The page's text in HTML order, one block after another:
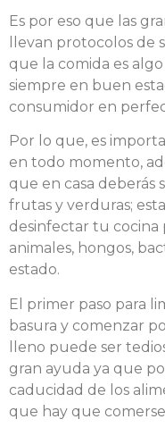
Es por eso que las
llevan protocolos de
que la comida es
siempre en buen
consumidor en
Por lo que, es
en todo momento,
que en casa deberás
frutas y verduras;
desinfectar tu cocina
animales, hongos,
estado.
El primer paso para
basura y comenzar
lleno puede ser
gran ayuda ya que
caducidad de los
que hay que